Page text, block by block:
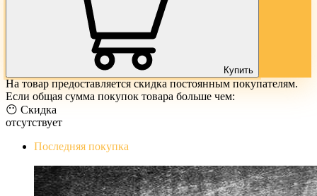
Купить
На товар предоставляется скидка постоянным покупателям.
Если общая сумма покупок товара больше чем:
😶 Скидка
отсутствует
Последняя покупка